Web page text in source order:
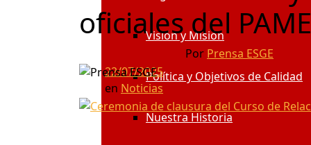
Visión y Misión
Política y Objetivos de Calidad
Nuestra Historia
oficiales del PAME
Por Prensa ESGE
22/07/2025
en Noticias